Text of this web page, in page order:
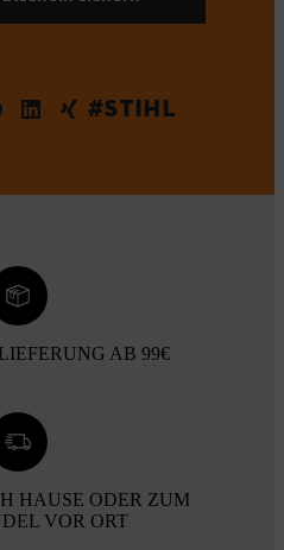
#STIHL
AB 99€
HAUSE ODER ZUM
VOR ORT